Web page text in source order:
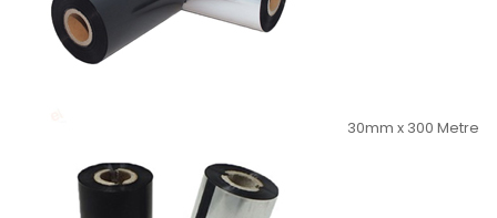
30mm x 300 Metre